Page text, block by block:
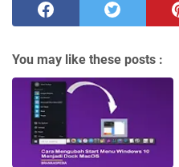
You may like these posts :